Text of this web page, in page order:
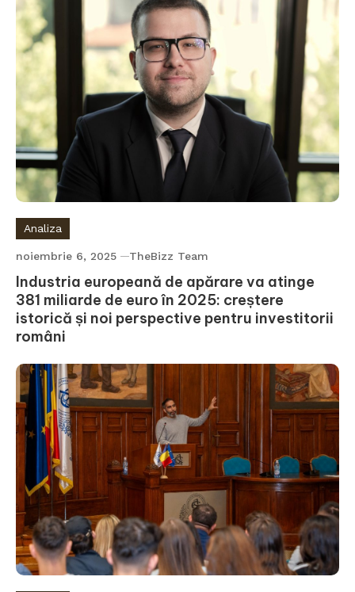
Analiza
noiembrie 6, 2025 TheBizz Team
Industria europeană de apărare va atinge
381 miliarde de euro în 2025: creștere
istorică și noi perspective pentru investitorii
români